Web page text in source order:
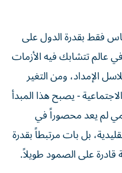
فقط بقدرة الدول على
عالم تتشابك فيه الأزمات
الإمداد، ومن التغير
- يصبح هذا المبدأ
لم يعد محصوراً في
بل بات مرتبطاً بقدرة
على الصمود طويلاً.